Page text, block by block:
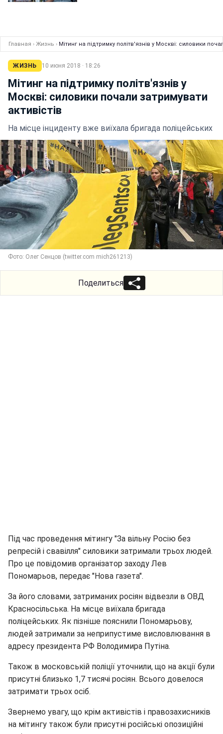
Главная › Жизнь › Мітинг на підтримку політв'язнів у Москві: силовики
ЖИЗНЬ 10 июня 2018 · 18:26
Мітинг на підтримку політв'язнів у
Москві: силовики почали затримувати
активістів
На місце інциденту вже виїхала бригада поліцейських
Фото: Олег Сенцов (twitter.com mich261213)
Поделиться
Під час проведення мітингу "За вільну Росію без
репресій і свавілля" силовики затримали трьох людей.
Про це повідомив організатор заходу Лев
Пономарьов, передає "Нова газета".
За його словами, затриманих росіян відвезли в ОВД
Красносільська. На місце виїхала бригада
поліцейських. Як пізніше пояснили Пономарьову,
людей затримали за неприпустиме висловлювання в
адресу президента РФ Володимира Путіна.
Також в московській поліції уточнили, що на акції були
присутні близько 1,7 тисячі росіян. Всього довелося
затримати трьох осіб.
Звернемо увагу, що крім активістів і правозахисників
на мітингу також були присутні російські опозиційні